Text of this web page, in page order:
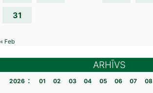
31
« Feb
ARHĪVS
2026 : 01 02 03 04 05 06 07 08